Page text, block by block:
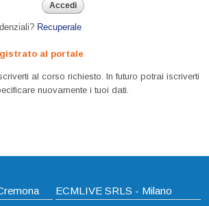
Accedi
Recuperale
al portale
al corso richiesto. In futuro potrai iscriverti
nuovamente i tuoi dati.
ECMLIVE SRLS - Milano